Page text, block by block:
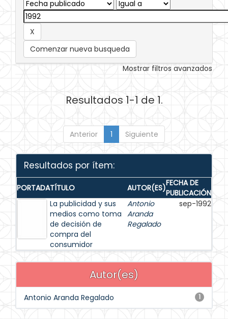
Comenzar nueva busqueda
Mostrar filtros avanzados
Resultados 1-1 de 1.
Anterior 1 Siguiente
Resultados por ítem:
PORTADATÍTULO AUTOR(ES)FECHA DE
PUBLICACIÓN
La publicidad y sus
medios como toma
de decisión de
compra del
consumidor
Antonio
Aranda
Regalado
sep-1992
Autor(es)
1
Antonio Aranda Regalado